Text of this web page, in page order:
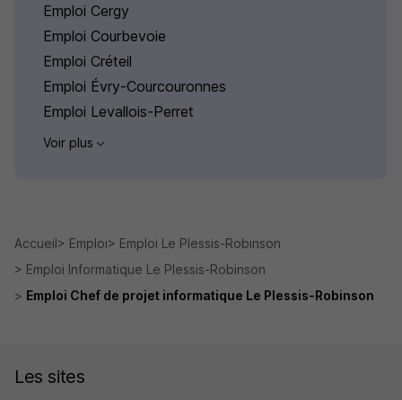
Emploi Cergy
Emploi Courbevoie
Emploi Créteil
Emploi Évry-Courcouronnes
Emploi Levallois-Perret
Voir plus
Accueil Emploi
Emploi Le Plessis-Robinson
Emploi Informatique Le Plessis-Robinson
Emploi Chef de projet informatique Le Plessis-Robinson
Les sites